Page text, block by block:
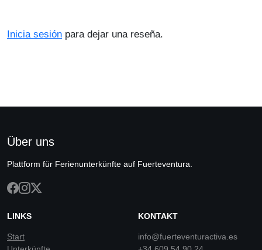
Inicia sesión para dejar una reseña.
Über uns
Plattform für Ferienunterkünfte auf Fuerteventura.
LINKS
Start
KONTAKT
info@fuerteventuractiva.es